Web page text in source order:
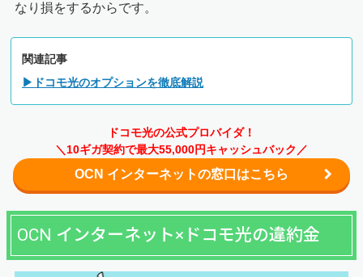
なり損をするからです。
関連記事
▶ドコモ光のオプションを徹底解説
ドコモ光の公式プロバイダ！
＼10ギガ契約で最大55,000円キャッシュバック／
OCN インターネットの窓口はこちら
OCN インターネット×ドコモ光の違約金